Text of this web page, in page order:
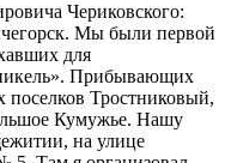
Чериковского:
Мы были первой
для
Прибывающих
поселков Тростниковый,
Кумужье. Нашу
на улице